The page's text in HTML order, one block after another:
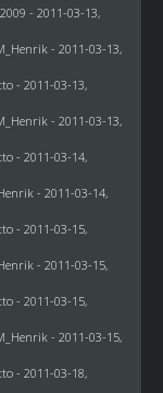
- 2011-03-13,
- 2011-03-13,
- 2011-03-13,
- 2011-03-13,
- 2011-03-14,
- 2011-03-14,
- 2011-03-15,
- 2011-03-15,
- 2011-03-15,
- 2011-03-15,
- 2011-03-18,